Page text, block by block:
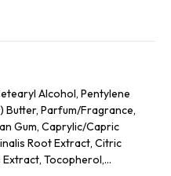
Alcohol, Pentylene
Butter, Parfum/Fragrance,
Gum, Caprylic/Capric
Root Extract, Citric
Extract, Tocopherol,